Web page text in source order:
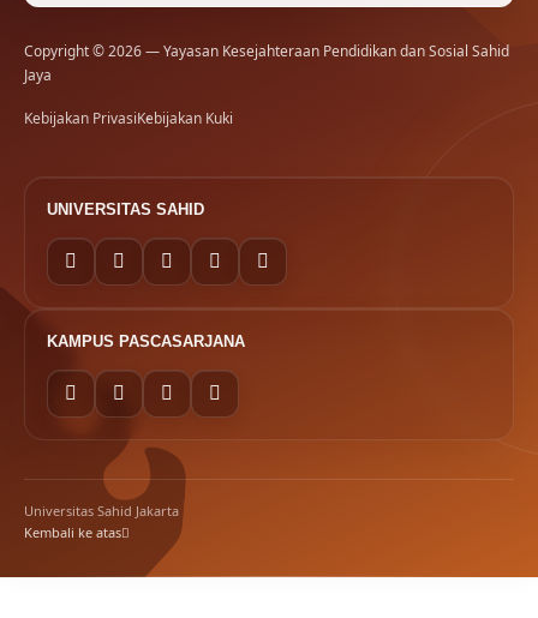
Copyright © 2026 — Yayasan Kesejahteraan Pendidikan dan Sosial Sahid
Jaya
Kebijakan PrivasiKebijakan Kuki
UNIVERSITAS SAHID
KAMPUS PASCASARJANA
Universitas Sahid Jakarta
Kembali ke atas